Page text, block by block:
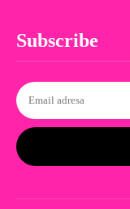
Subscribe